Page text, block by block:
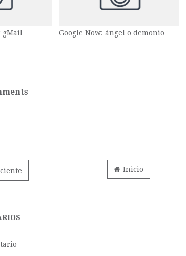
Google Now: ángel o demonio
Inicio